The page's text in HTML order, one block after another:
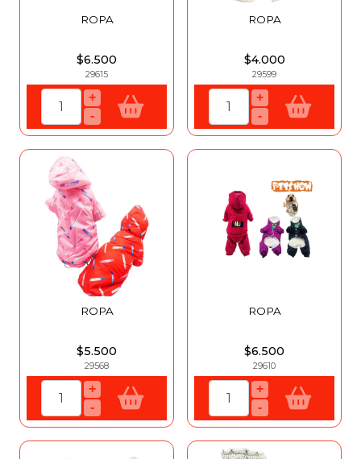
ROPA
$6.500
29615
+
-
ROPA
$4.000
29599
+
-
ROPA
$5.500
29568
+
-
ROPA
$6.500
29610
+
-